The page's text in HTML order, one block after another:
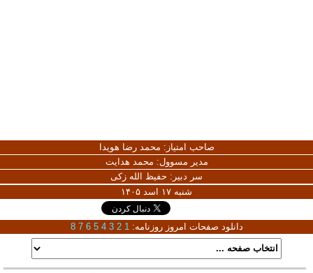
صاحب امتیاز: محمد رضا هویدا
مدیر مسوول: محمد هدایت
سر دبیر: حفیظ الله زکی
شنبه ۱۷ اسد ۱۴۰۵
دانلود صفحات امروز روزنامه: 1
2
3
4
5
6
7
8